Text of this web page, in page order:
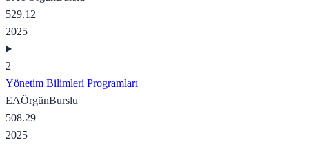
529.12
2025
2
Yönetim Bilimleri Programları
EAÖrgünBurslu
508.29
2025